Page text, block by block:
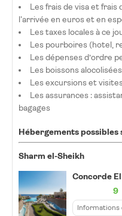
Les frais de visa et frais
l'arrivée en euros et en
Les taxes locales à ce
Les pourboires (hotel,
Les dépenses d’ordre
Les boissons
Les excursions et
Les assurances :
bagages
Hébergements possibles
Sharm el-Sheikh
Concorde
9
Informations